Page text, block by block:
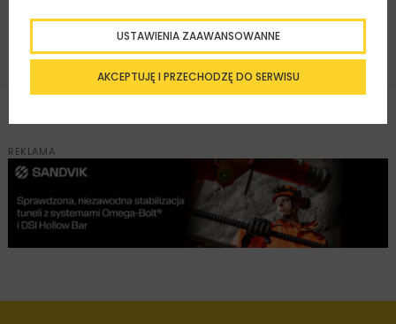
REKLAMA
AKCEPTUJĘ I PRZECHODZĘ DO SERWISU
USTAWIENIA ZAAWANSOWANNE